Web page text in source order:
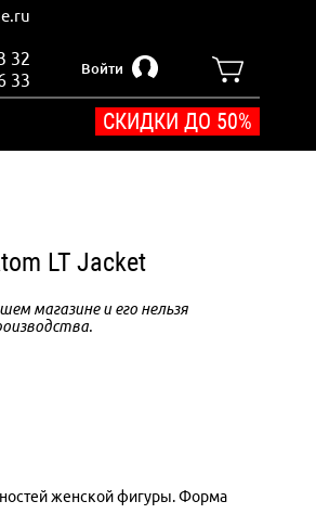
32
33
Войти
СКИДКИ ДО 50%
LT Jacket
магазине и его нельзя
женской фигуры. Форма